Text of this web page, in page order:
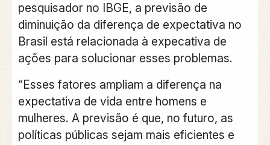
pesquisador no IBGE, a previsão de
diminuição da diferença de expectativa no
Brasil está relacionada à expecativa de
ações para solucionar esses problemas.
“Esses fatores ampliam a diferença na
expectativa de vida entre homens e
mulheres. A previsão é que, no futuro, as
políticas públicas sejam mais eficientes e